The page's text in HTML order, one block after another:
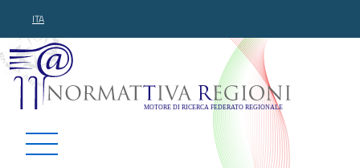
ITA
Normattiva Regioni -